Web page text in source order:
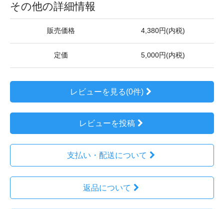
その他の詳細情報
販売価格 4,380円(内税)
定価 5,000円(内税)
レビューを見る(0件)
レビューを投稿
支払い・配送について
返品について